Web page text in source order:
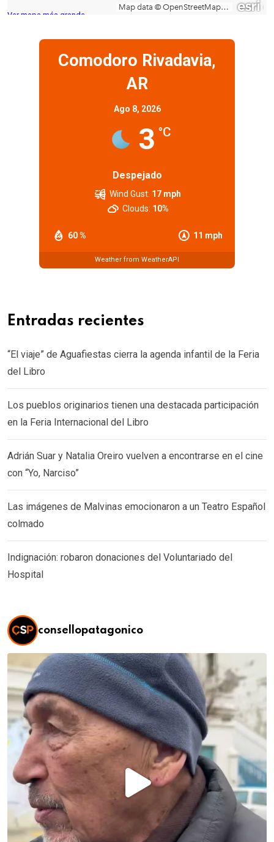
Ver mapa más grande
Comodoro Rivadavia,
AR
Ago 8, 2026
3 °C
Despejado
60 % 11 mph
Wind Gust: 17 mph
Clouds: 10%
Weather from WeatherAPI
Entradas recientes
“El viaje” de Aguafiestas cierra la agenda infantil de la Feria
del Libro
Los pueblos originarios tienen una destacada participación
en la Feria Internacional del Libro
Adrián Suar y Natalia Oreiro vuelven a encontrarse en el cine
con “Yo, Narciso”
Las imágenes de Malvinas emocionaron a un Teatro Español
colmado
Indignación: robaron donaciones del Voluntariado del
Hospital
consellopatagonico